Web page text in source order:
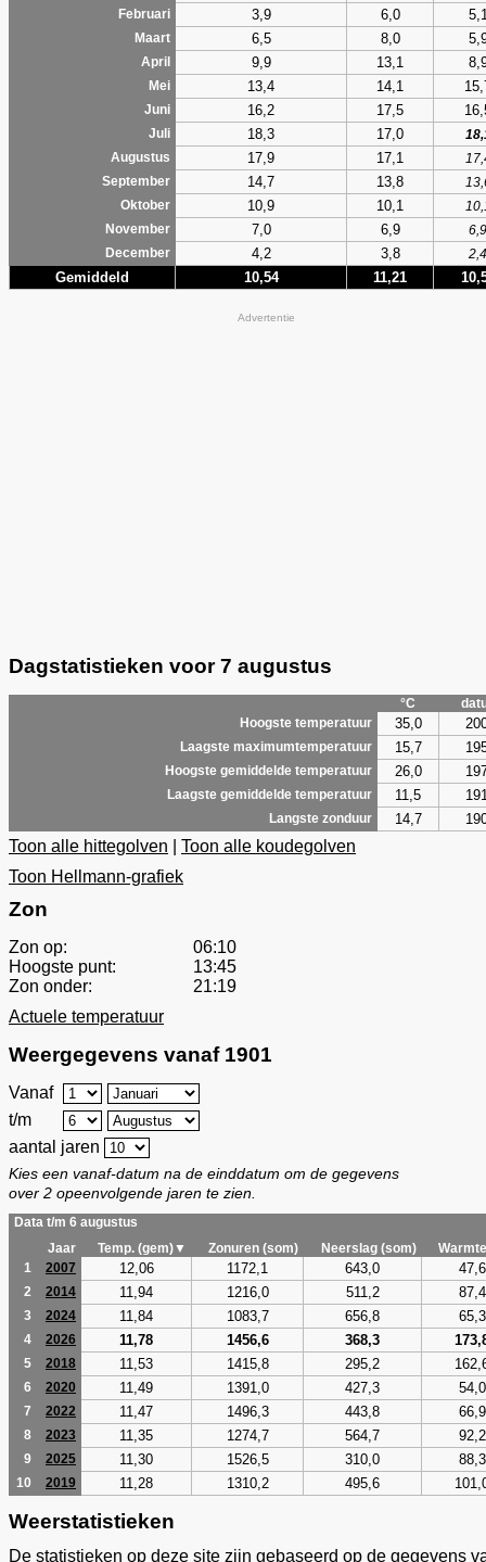
Februari 3,9 6,0
Maart 6,5 8,0
April 9,9 13,1
Mei 13,4 14,1
Juni 16,2 17,5
Juli 18,3 17,0
Augustus
17,9 17,1
September
14,7 13,8
Oktober
10,9 10,1
November
7,0 6,9
6,9
December
4,2 3,8 2,4
Gemiddeld 10,54 11,21
Advertentie
Dagstatistieken voor 7 augustus
°C
Hoogste temperatuur
35,0
Laagste maximumtemperatuur 15,7
Hoogste gemiddelde temperatuur 26,0
Laagste gemiddelde temperatuur 11,5
Langste zonduur 14,7
Toon alle hittegolven
Toon alle koudegolven
Toon Hellmann-grafiek
Zon
Zon op:
06:10
Hoogste punt:
13:45
Zon onder:
21:19
Actuele temperatuur
Weergegevens vanaf 1901
Vanaf
t/m
aantal jaren
Kies een vanaf-datum na de einddatum om de gegevens
over 2 opeenvolgende jaren te zien.
Data t/m 6 augustus
Jaar
Temp. (gem)▼ Zonuren (som) Neerslag (som)
1
2007 12,06 1172,1 643,0 47,6
2 2014 11,94 1216,0 511,2 87,4
3 2024 11,84 1083,7 656,8 65,3
4 2026 11,78 1456,6 368,3
5 2018 11,53 1415,8 295,2
6 2020 11,49 1391,0 427,3 54,0
7 2022 11,47 1496,3 443,8 66,9
8 2023 11,35 1274,7 564,7 92,2
9 2025 11,30 1526,5 310,0 88,3
10 2019 11,28 1310,2 495,6
Weerstatistieken
De statistieken op deze site zijn gebaseerd op de gegevens